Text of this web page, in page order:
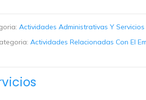
Actividades Administrativas Y Servicios
Actividades Relacionadas Con El